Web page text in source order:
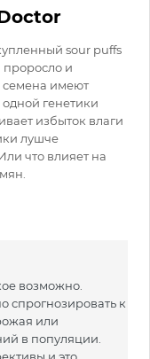
sour puffs
проросло и
семена имеют
генетики
избыток влаги
лушче
что влияет на
возможно.
спрогнозировать к
или
в популяции.